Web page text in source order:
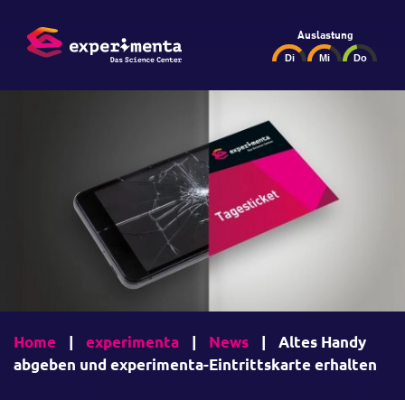
Auslastung
Home | experimenta | News |
Altes Handy
abgeben und experimenta-Eintrittskarte erhalten